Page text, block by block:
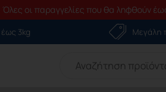
Όλες οι παραγγελίες που θα ληφθούν
3kg Μεγάλη